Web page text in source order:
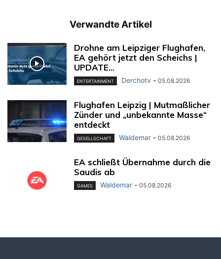
Verwandte Artikel
Drohne am Leipziger Flughafen,
EA gehört jetzt den Scheichs |
UPDATE...
ENTERTAINMENT Derchotv - 05.08.2026
Flughafen Leipzig | Mutmaßlicher
Zünder und „unbekannte Masse“
entdeckt
GESELLSCHAFT Waldemar - 05.08.2026
EA schließt Übernahme durch die
Saudis ab
GAMES Waldemar - 05.08.2026